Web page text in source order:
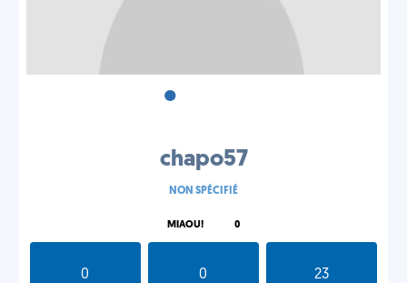
•
chapo57
NON SPÉCIFIÉ
MIAOU! 0
0
0
23